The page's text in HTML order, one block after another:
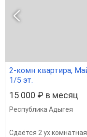
2-комн квартира,
1/5 эт.
15 000 ₽ в месяц
Республика Адыгея
Сдаётся 2 ух